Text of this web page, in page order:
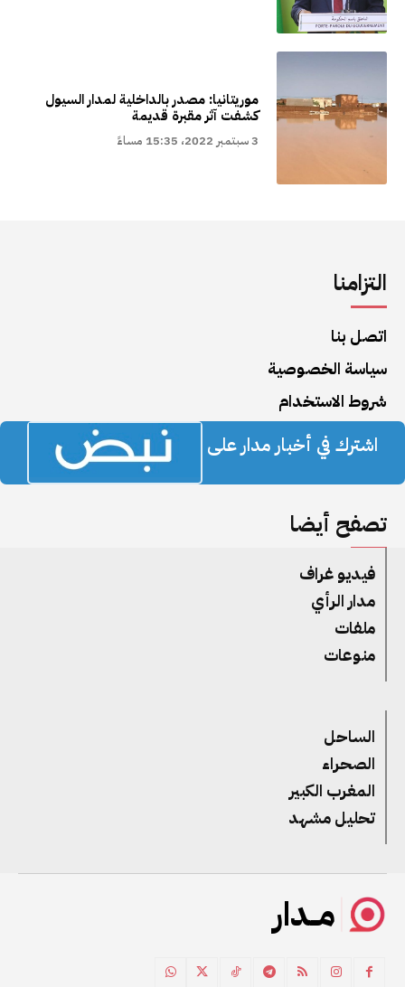
موريتانيا: مصدر بالداخلية لمدار السيول
كشفت آثر مقبرة قديمة
3 سبتمبر 2022، 15:35 مساءً
التزامنا
اتصل بنا
سياسة الخصوصية
شروط الاستخدام
اشترك في أخبار مدار على
تصفح أيضا
فيديو غراف
مدار الرأي
ملفات
منوعات
الساحل
الصحراء
المغرب الكبير
تحليل مشهد
مــدار